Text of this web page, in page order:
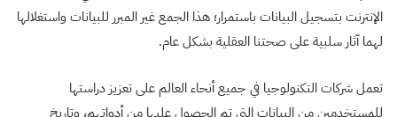
الإنترنت بتسجيل البيانات باستمرار؛ هذا الجمع غير المبرر للبيانات واستغلالها
لهما آثار سلبية على صحتنا العقلية بشكل عام.
تعمل شركات التكنولوجيا في جميع أنحاء العالم على تعزيز دراستها
للمستخدمين من البيانات التي تم الحصول عليها من أدواتهم، وتاريخ